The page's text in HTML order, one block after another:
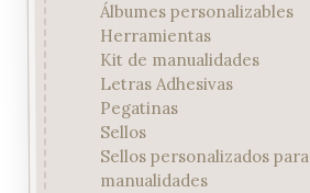
Álbumes personalizables
Herramientas
Kit de manualidades
Letras Adhesivas
Pegatinas
Sellos
Sellos personalizados para
manualidades